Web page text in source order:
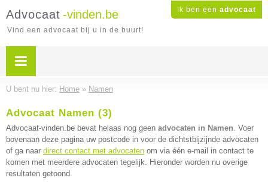
Ik ben een advocaat
Advocaat -vinden.be
Vind een advocaat bij u in de buurt!
U bent nu hier: Home » Namen
Advocaat Namen (3)
Advocaat-vinden.be bevat helaas nog geen advocaten in Namen. Voer
bovenaan deze pagina uw postcode in voor de dichtstbijzijnde advocaten
of ga naar direct contact met advocaten om via één e-mail in contact te
komen met meerdere advocaten tegelijk. Hieronder worden nu overige
resultaten getoond.